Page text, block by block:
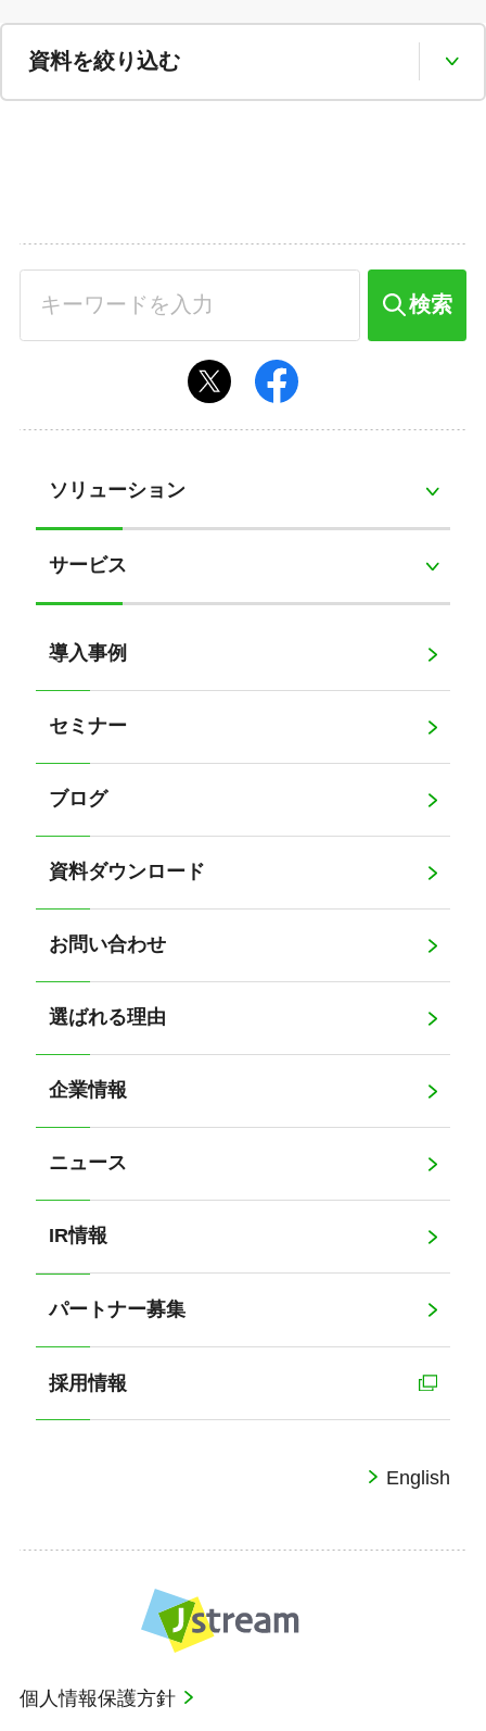
検索
ソリューション
サービス
導入事例
セミナー
ブログ
資料ダウンロード
お問い合わせ
選ばれる理由
企業情報
ニュース
IR情報
パートナー募集
採用情報
English
個人情報保護方針